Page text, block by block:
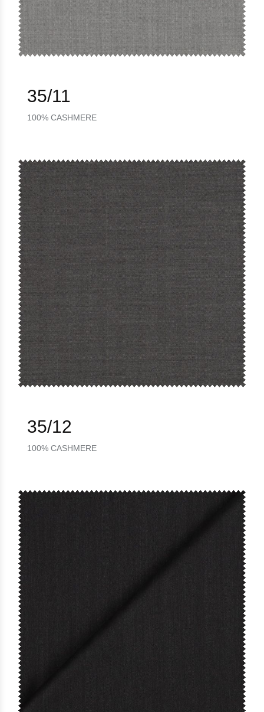
35/11
100% CASHMERE
35/12
100% CASHMERE